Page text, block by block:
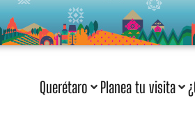
Querétaro Planea tu visita